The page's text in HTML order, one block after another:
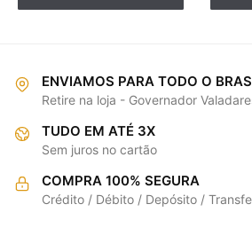
ENVIAMOS PARA TODO O
Retire na loja - Governador
TUDO EM ATÉ 3X
Sem juros no cartão
COMPRA 100% SEGURA
Crédito / Débito / Depósito /